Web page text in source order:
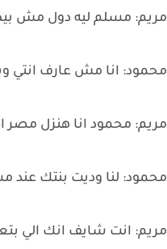
مريم: مسلم ليه دول مش
محمود: انا مش عارف انتي
مريم: محمود انا هنزل
محمود: لنا وديت بنتك عند
مريم: انت شايف انك الي